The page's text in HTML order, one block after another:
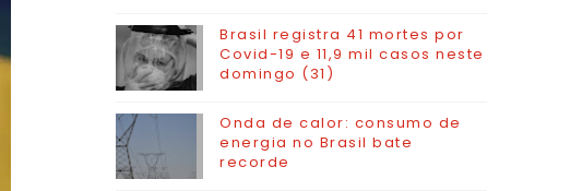
Brasil registra 41 mortes por
Covid-19 e 11,9 mil casos neste
domingo (31)
Onda de calor: consumo de
energia no Brasil bate
recorde